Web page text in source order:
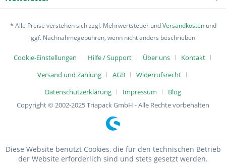
* Alle Preise verstehen sich zzgl. Mehrwertsteuer undVersandkostenund
ggf. Nachnahmegebühren, wenn nicht anders beschrieben
Cookie-Einstellungen Hilfe / Support Über uns
Kontakt
Versand und Zahlung
AGB
Widerrufsrecht
Datenschutzerklärung
Impressum
Blog
Copyright © 2002-2025 Triapack GmbH - Alle Rechte vorbehalten
Diese Website benutzt Cookies, die für den technischen Betrieb
der Website erforderlich sind und stets gesetzt werden.